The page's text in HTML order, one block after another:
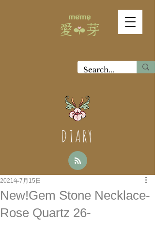
DIARY
New!Gem Stone Necklace-
Rose Quartz 26-
2021年7月15日